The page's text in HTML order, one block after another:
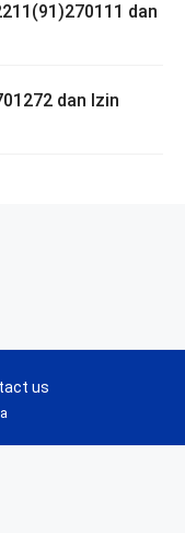
dan
dan Izin
us